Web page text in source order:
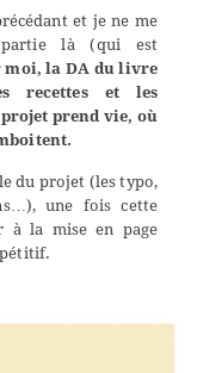
et je ne me
partie là (qui est
moi, la DA du livre
recettes et les
prend vie, où
du projet (les typo,
une fois cette
à la mise en page